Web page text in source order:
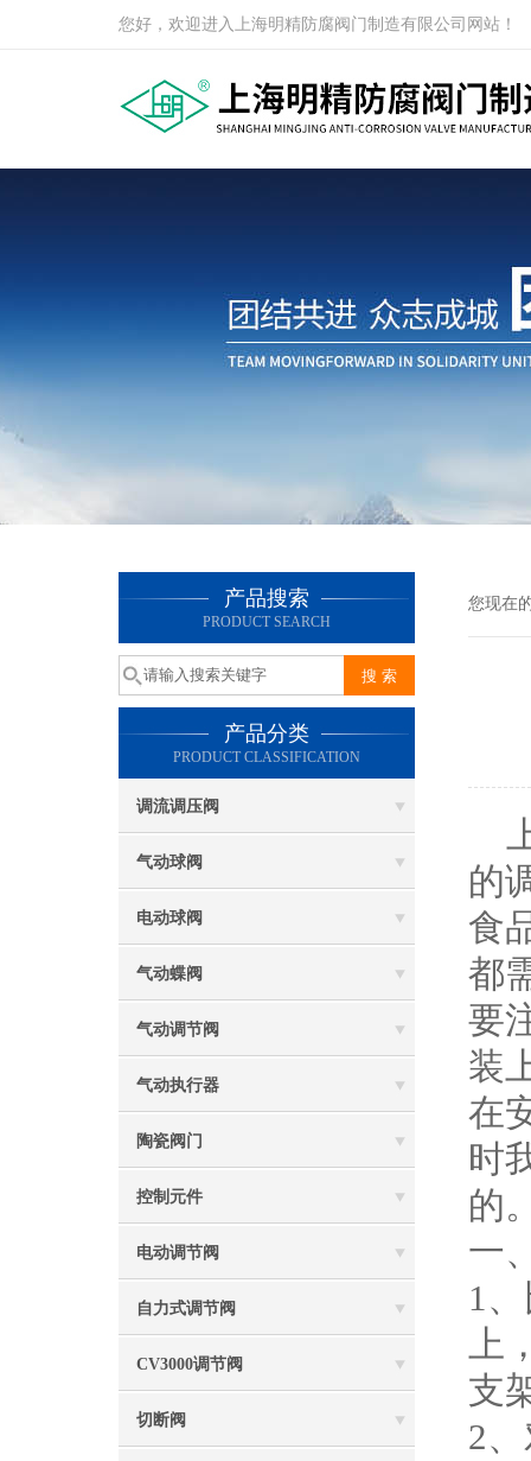
您好，欢迎进入上海明精防腐阀门制造有限公司网站！
产品搜索
PRODUCT SEARCH
产品分类
PRODUCT CLASSIFICATION
调流调压阀
气动球阀
电动球阀
气动蝶阀
气动调节阀
气动执行器
陶瓷阀门
控制元件
电动调节阀
自力式调节阀
CV3000调节阀
切断阀
您现在
的
食
都
要
装
在
时
的
一
1
上
支
2